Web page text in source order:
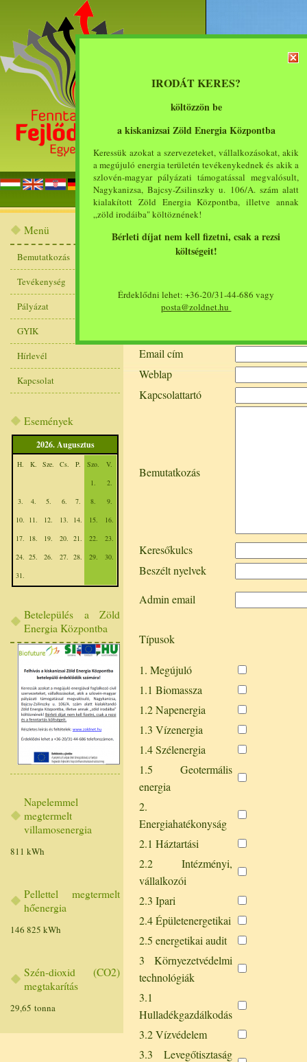
IRODÁT KERES?
költözzön be
a kiskanizsai Zöld Energia Központba
Keressük azokat a szervezeteket, vállalkozásokat, akik
a megújuló energia területén tevékenykednek és akik a
szlovén-magyar pályázati támogatással megvalósult,
Nagykanizsa, Bajcsy-Zsilinszky u. 106/A. szám alatt
kialakított Zöld Energia Központba, illetve annak
„zöld irodáiba" költöznének!
Bérleti díjat nem kell fizetni, csak a rezsi
költségeit!
Érdeklődni lehet: +36-20/31-44-686 vagy
posta@zoldnet.hu
főoldal
Menü
Bemutatkozás
Tevékenység
Pályázat
GYIK
Hírlevél
Kapcsolat
Események
2026. Augusztus
H. K. Sze. Cs. P. Szo.
V.
1.
2.
3.
4. 5. 6. 7. 8.
9.
10. 11. 12. 13. 14. 15.
16.
17. 18. 19. 20. 21. 22.
23.
24. 25. 26. 27. 28. 29.
30.
31.
Betelepülés a Zöld
Energia Központba
Napelemmel
megtermelt
villamosenergia
811 kWh
Pellettel megtermelt
hőenergia
146 825 kWh
Szén-dioxid (CO2)
megtakarítás
29,65 tonna
Új cég felvitele
Cím
Telefonszám
Email cím
Weblap
Kapcsolattartó
Bemutatkozás
Keresőkulcs
Beszélt nyelvek
Admin email
Típusok
1. Megújuló
1.1 Biomassza
1.2 Napenergia
1.3 Vízenergia
1.4 Szélenergia
1.5 Geotermális
energia
2.
Energiahatékonyság
2.1 Háztartási
2.2 Intézményi,
vállalkozói
2.3 Ipari
2.4 Épületenergetikai
2.5 energetikai audit
3 Környezetvédelmi
technológiák
3.1
Hulladékgazdálkodás
3.2 Vízvédelem
3.3 Levegőtisztaság